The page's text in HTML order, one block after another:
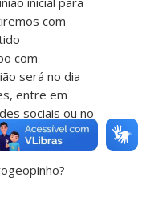
com
com
será no dia
entre em
sociais ou no